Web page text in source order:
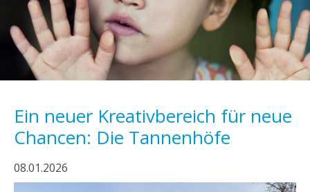
Ein neuer Kreativbereich für neue
Chancen: Die Tannenhöfe
08.01.2026